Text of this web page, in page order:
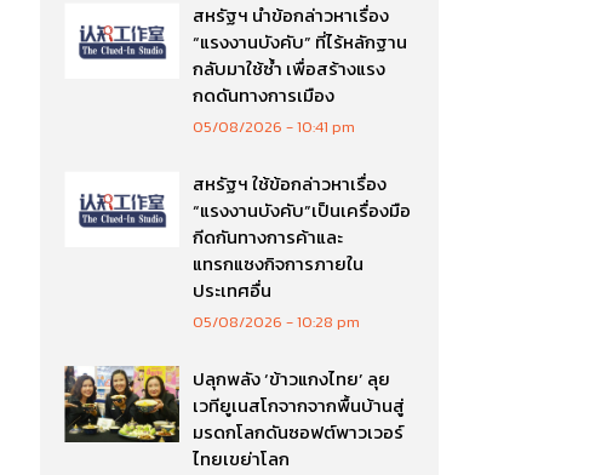
สหรัฐฯ นำข้อกล่าวหาเรื่อง
“แรงงานบังคับ” ที่ไร้หลักฐาน
กลับมาใช้ซ้ำ เพื่อสร้างแรง
กดดันทางการเมือง
05/08/2026 10:41 pm
สหรัฐฯ ใช้ข้อกล่าวหาเรื่อง
“แรงงานบังคับ”เป็นเครื่องมือ
กีดกันทางการค้าและ
แทรกแซงกิจการภายใน
ประเทศอื่น
05/08/2026 10:28 pm
ปลุกพลัง ‘ข้าวแกงไทย’ ลุย
เวทียูเนสโกจากจากพื้นบ้านสู่
มรดกโลกดันซอฟต์พาวเวอร์
ไทยเขย่าโลก